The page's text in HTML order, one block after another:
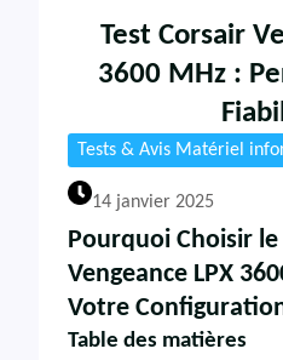
Test Corsair
3600 MHz :
Tests & Avis Matériel
14 janvier 2025
Pourquoi Choisir
Vengeance LPX
Votre
Table des matières